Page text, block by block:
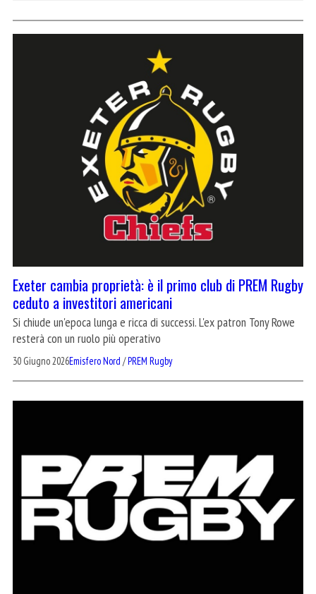
Exeter cambia proprietà: è il primo club di PREM Rugby
ceduto a investitori americani
Si chiude un'epoca lunga e ricca di successi. L'ex patron Tony Rowe
resterà con un ruolo più operativo
30 Giugno 2026Emisfero Nord /PREM Rugby